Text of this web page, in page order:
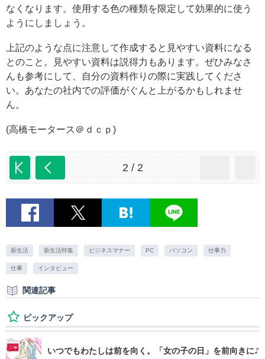
なくなります。使用する色の種類を限定して効果的に使う
ようにしましょう。
上記のような点に注意して作成すると見やすい資料になる
とのこと。見やすい資料は説得力もあります。ぜひみなさ
んも参考にして、自分の資料作りの際に実践してくださ
い。あなたの社内での評価がぐんと上がるかもしれませ
ん。
(高橋モータース＠ｄｃｐ)
2 / 2
新生活 新生活特集 ビジネスマナー PC パソコン 仕事力
仕事 インタビュー
関連記事
ピックアップ
いつでもわたしは前を向く。「女の子の日」を前向きに♪